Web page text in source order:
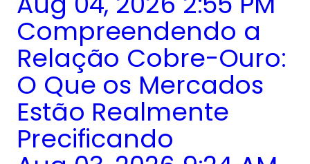
Compreendendo a
Relação Cobre-Ouro:
O Que os Mercados
Estão Realmente
Precificando